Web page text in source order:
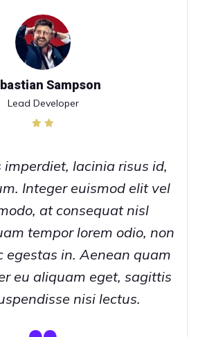
Sampson
Lead Developer
imperdiet, lacinia risus id,
Integer euismod elit vel
at consequat nisl
tempor lorem odio, non
egestas in. Aenean quam
eu aliquam eget, sagittis
nisi lectus.